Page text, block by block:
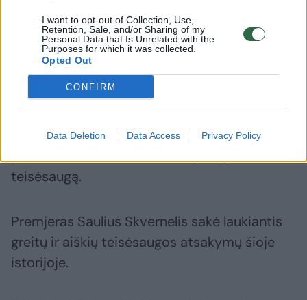
I want to opt-out of Collection, Use,
Retention, Sale, and/or Sharing of my
Personal Data that Is Unrelated with the
Purposes for which it was collected.
Opted Out
CONFIRM
Data Deletion Data Access Privacy Policy
ikiteisminį tyrimą, tačiau kol kas įtarimai
niekam nepateikti. 15min.lt teigimu,
verslininkui tyrime suteiktas specialaus
liudytojo statusas.
Ministras J. Narkevičius praėjusią savaitę
pranešė, kad dėl šmeižto kreipėsi į
teisėsaugą.
Premjeras Saulius Skvernelis sakė laukiantis
greitų ir aiškių teisėsaugos atsakymų šioje
istorijoje.